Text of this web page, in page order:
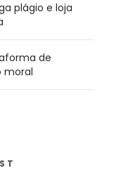
plágio e loja
de
moral